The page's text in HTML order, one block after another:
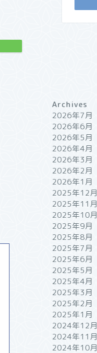
Archives
2026年7月
2026年6月
2026年5月
2026年4月
2026年3月
2026年2月
2026年1月
2025年12月
2025年11月
2025年10月
2025年9月
2025年8月
2025年7月
2025年6月
2025年5月
2025年4月
2025年3月
2025年2月
2025年1月
2024年12月
2024年11月
2024年10月